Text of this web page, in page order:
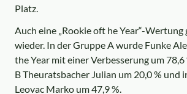
Platz.
Auch eine „Rookie oft he Year“-Wertung
wieder. In der Gruppe A wurde Funke
the Year mit einer Verbesserung um
B Theuratsbacher Julian um 20,0 % und
Leovac Marko um 47,9 %.